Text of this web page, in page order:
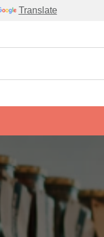
Translate